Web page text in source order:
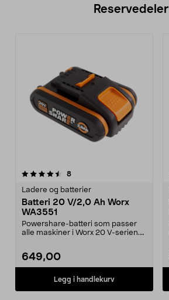
Reservedeler
8anmeldelser
Ladere og batterier
Batteri 20 V/2,0 Ah Worx
WA3551
Powershare-batteri som passer
alle maskiner i Worx 20 V-serien.
649,00
Legg i handlekurv
5.0av 5 stjerner